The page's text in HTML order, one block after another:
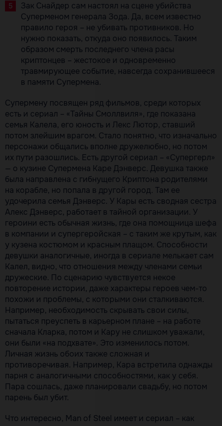
Зак Снайдер сам настоял на сцене убийства
Суперменом генерала Зода. Да, всем известно
правило героя – не убивать противников. Но
нужно показать, откуда оно появилось. Таким
образом смерть последнего члена расы
криптонцев – жестокое и одновременно
травмирующее событие, навсегда сохранившееся
в памяти Супермена.
Супермену посвящен ряд фильмов, среди которых
есть и сериал – «Тайны Смоллвиля», где показана
семья Калела, его юность и Лекс Лютор, ставший
потом злейшим врагом. Стало понятно, что изначально
персонажи общались вполне дружелюбно, но потом
их пути разошлись. Есть другой сериал – «Супергерл»
— о кузине Супермена Каре Дэнверс. Девушка также
была направлена с гибнущего Криптона родителями
на корабле, но попала в другой город. Там ее
удочерила семья Дэнверс. У Кары есть сводная сестра
Алекс Дэнверс, работает в тайной организации. У
героини есть обычная жизнь, где она помощница шефа
в компании и супергеройская – с таким же крутым, как
у кузена костюмом и красным плащом. Способности
девушки аналогичные, иногда в сериале мелькает сам
Калел, видно, что отношения между членами семьи
дружеские. По сценарию чувствуется некое
повторение истории, даже характеры героев чем-то
похожи и проблемы, с которыми они сталкиваются.
Например, необходимость скрывать свои силы,
пытаться преуспеть в карьерном плане – на работе
сначала Кларка, потом и Кару не слишком уважали,
они были «на подхвате». Это изменилось потом.
Личная жизнь обоих также сложная и
противоречивая. Например, Кара встретила однажды
парня с аналогичными способностями, как у себя.
Пара сошлась, даже планировали свадьбу, но потом
парень был убит.
Что интересно, Man of Steel имеет и сериал – как